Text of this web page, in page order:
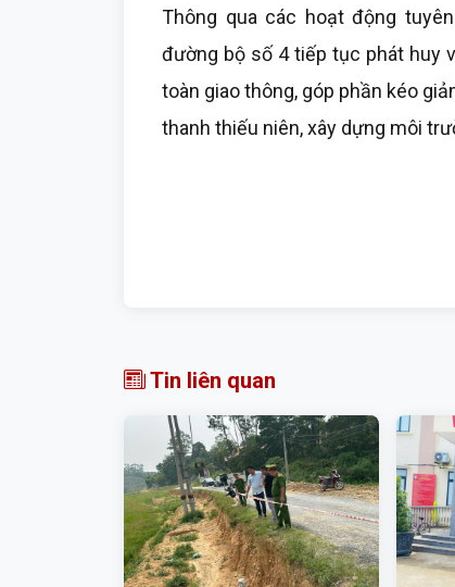
Thông qua các hoạt động
đường bộ số 4 tiếp tục phát huy
toàn giao thông, góp phần kéo
thanh thiếu niên, xây dựng môi
Tin liên quan